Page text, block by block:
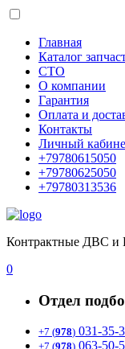
Главная
Каталог
СТО
О компании
Гарантия
Оплата и
Контакты
Личный
+79780615050
+79780625050
+79780313536
Контрактные ДВС
0
Отдел
+7 (978) 031-35-
+7 (978) 063-50-